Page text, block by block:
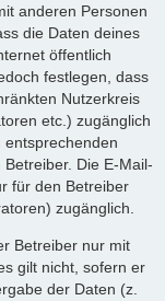
anderen Personen
die Daten deines
öffentlich
festlegen, dass
Nutzerkreis
etc.) zugänglich
Die E-Mail-
für den Betreiber
zugänglich.
Betreiber nur mit
gilt nicht, sofern er
der Daten (z.